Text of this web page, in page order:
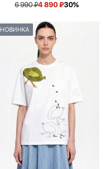
6 990₽4 890₽30%
НОВИНКА